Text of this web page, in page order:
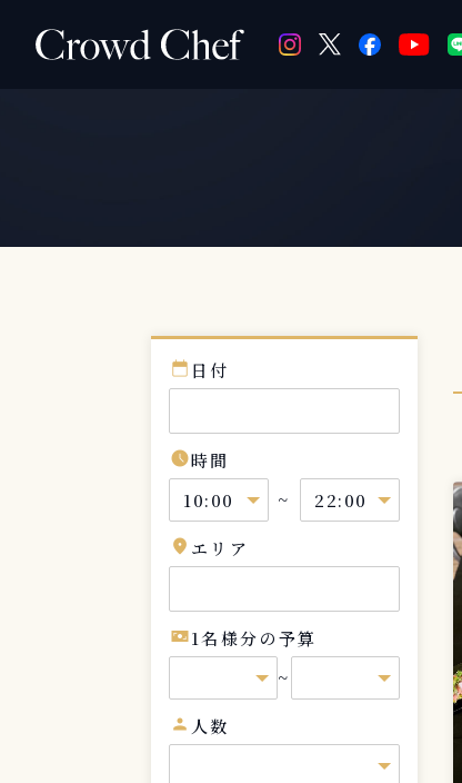
calendar_today 日付
schedule時間
~
location_on エリア
universal_currency_alt1名様分の予算
~
person 人数